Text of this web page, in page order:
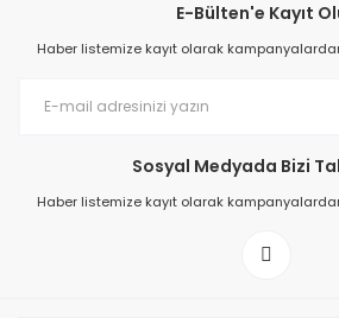
E-Bülten'e Kayıt
Haber listemize kayıt olarak
Sosyal Medyada Bizi
Haber listemize kayıt olarak